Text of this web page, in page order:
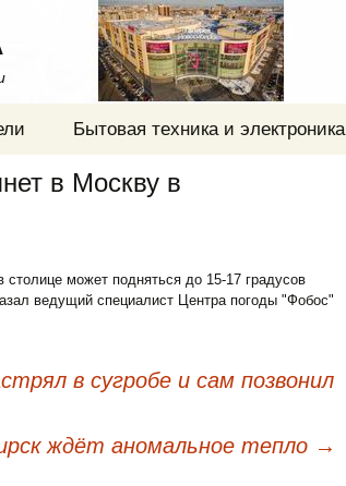
Бытовая техника и электроника
в Москву в
может подняться до 15-17 градусов
ведущий специалист Центра погоды "Фобос"
в сугробе и сам позвонил
ждёт аномальное тепло →